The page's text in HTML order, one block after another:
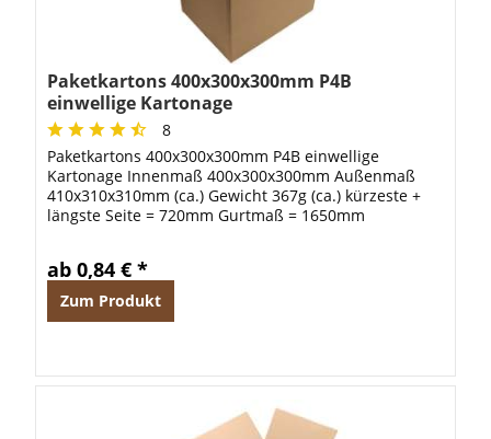
Paketkartons 400x300x300mm P4B
einwellige Kartonage
8
Paketkartons 400x300x300mm P4B einwellige
Kartonage Innenmaß 400x300x300mm Außenmaß
410x310x310mm (ca.) Gewicht 367g (ca.) kürzeste +
längste Seite = 720mm Gurtmaß = 1650mm
ab 0,84 € *
Zum Produkt